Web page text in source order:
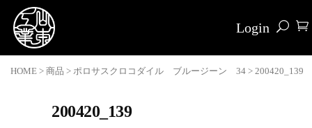
Login
HOME > 商品 > ポロサスクロコダイル ブルージーン 34 > 200420_139
200420_139